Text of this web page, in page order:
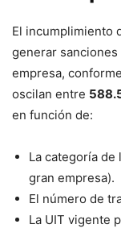
El incumplimiento
generar
empresa,
oscilan entre
en función de:
La categoría de
gran empresa).
El número de
La UIT vigente